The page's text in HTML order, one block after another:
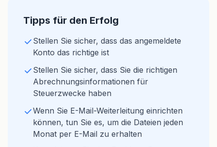
Tipps für den Erfolg
Stellen Sie sicher, dass das angemeldete
Konto das richtige ist
Stellen Sie sicher, dass Sie die richtigen
Abrechnungsinformationen für
Steuerzwecke haben
Wenn Sie E-Mail-Weiterleitung einrichten
können, tun Sie es, um die Dateien jeden
Monat per E-Mail zu erhalten